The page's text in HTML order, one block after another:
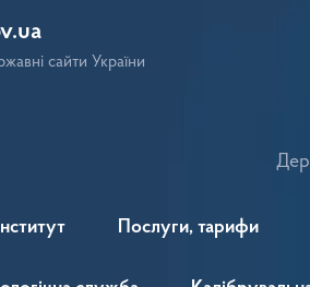
сайти України
Послуги, тарифи